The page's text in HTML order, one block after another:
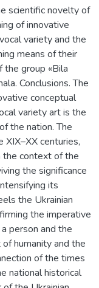
scientific novelty of
of innovative
variety and the
means of their
the group «Bila
Conclusions. The
conceptual
variety art is the
the nation. The
centuries,
the context of the
the significance
its
the Ukrainian
the imperative
person and the
humanity and the
of the times
national historical